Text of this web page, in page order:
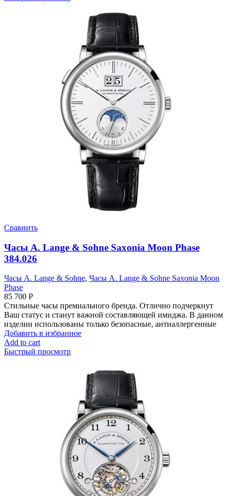
Сравнить
Часы A. Lange & Sohne Saxonia Moon Phase
384.026
Часы A. Lange & Sohne, Часы A. Lange & Sohne Saxonia Moon
Phase
85 700 Р
Стильные часы премиального бренда. Отлично подчеркнут
Ваш статус и станут важной составляющей имиджа. В данном
изделии использованы только безопасные, антиаллергенные
Добавить в избранное
Add to cart
Быстрый просмотр